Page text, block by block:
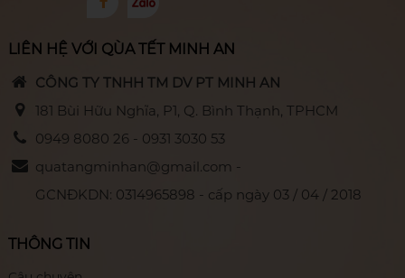
LIÊN HỆ VỚI QÙA TẾT MINH AN
CÔNG TY TNHH TM DV PT MINH AN
181 Bùi Hữu Nghĩa, P1, Q. Bình Thạnh, TPHCM
0949 8080 26 - 0931 3030 53
quatangminhan@gmail.com -
GCNĐKDN: 0314965898 - cấp ngày 03 / 04 / 2018
THÔNG TIN